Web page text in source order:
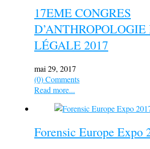
17EME CONGRES
LÉGALE 2017
mai 29, 2017
(0) Comments
Read more...
Forensic Europe Expo